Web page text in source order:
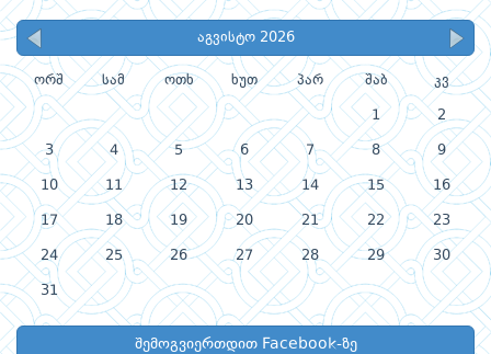
აგვისტო 2026
ორშ სამ ოთხ ხუთ პარ შაბ კვ
1 2
3 4 5 6 7 8 9
10 11 12 13 14 15 16
17 18 19 20 21 22 23
24 25 26 27 28 29 30
31
შემოგვიერთდით Facebook-ზე